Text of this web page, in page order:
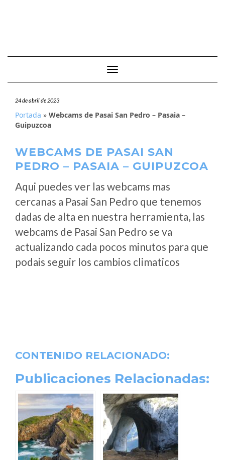
Cambiar modo de navegación
24 de abril de 2023
Portada » Webcams de Pasai San Pedro – Pasaia –
Guipuzcoa
WEBCAMS DE PASAI SAN
PEDRO – PASAIA – GUIPUZCOA
Aqui puedes ver las webcams mas
cercanas a Pasai San Pedro que tenemos
dadas de alta en nuestra herramienta, las
webcams de Pasai San Pedro se va
actualizando cada pocos minutos para que
podais seguir los cambios climaticos
CONTENIDO RELACIONADO:
Publicaciones Relacionadas: